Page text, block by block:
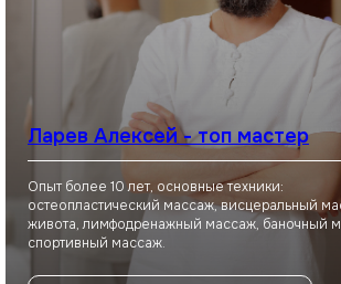
Ларев Алексей - топ мастер
Опыт более 10 лет, основные техники:
остеопластический массаж, висцеральный
живота, лимфодренажный массаж, баночный
спортивный массаж.
Не знаете, что выбрать?
Оставьте заявку, и мы подберём
для вас массаж или спа-программу!
Имя